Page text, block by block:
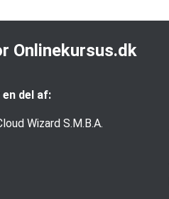
Onlinekursus.dk
del af:
Wizard S.M.B.A.